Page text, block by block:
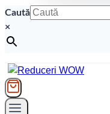
Caută
×